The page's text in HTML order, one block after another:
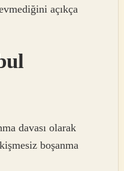
açıkça
davası olarak
boşanma